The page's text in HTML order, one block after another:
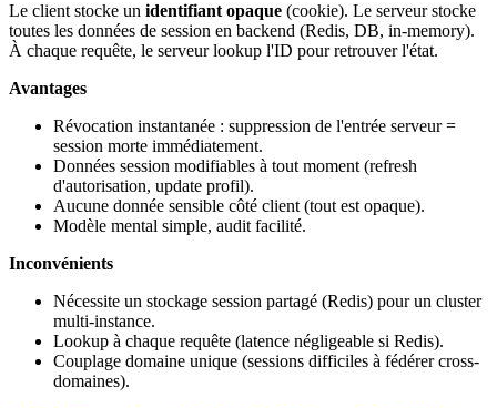
Le client stocke un identifiant opaque (cookie). Le serveur stocke
toutes les données de session en backend (Redis, DB, in-memory).
À chaque requête, le serveur lookup l'ID pour retrouver l'état.
Avantages
Révocation instantanée : suppression de l'entrée serveur =
session morte immédiatement.
Données session modifiables à tout moment (refresh
d'autorisation, update profil).
Aucune donnée sensible côté client (tout est opaque).
Modèle mental simple, audit facilité.
Inconvénients
Nécessite un stockage session partagé (Redis) pour un cluster
multi-instance.
Lookup à chaque requête (latence négligeable si Redis).
Couplage domaine unique (sessions difficiles à fédérer cross-
domaines).